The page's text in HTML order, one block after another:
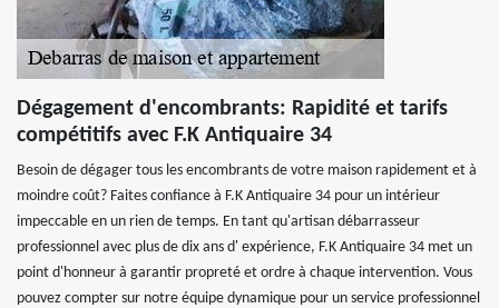
Dégagement d'encombrants: Rapidité et tarifs
compétitifs avec F.K Antiquaire 34
Besoin de dégager tous les encombrants de votre maison rapidement et à
moindre coût? Faites confiance à F.K Antiquaire 34 pour un intérieur
impeccable en un rien de temps. En tant qu'artisan débarrasseur
professionnel avec plus de dix ans d' expérience, F.K Antiquaire 34 met un
point d'honneur à garantir propreté et ordre à chaque intervention. Vous
pouvez compter sur notre équipe dynamique pour un service professionnel